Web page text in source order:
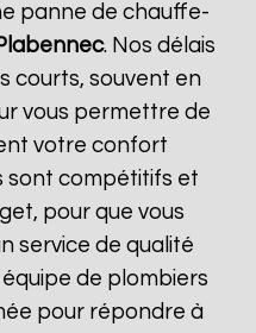
panne de chauffe-
. Nos délais
courts, souvent en
vous permettre de
votre confort
sont compétitifs et
pour que vous
service de qualité
de plombiers
pour répondre à